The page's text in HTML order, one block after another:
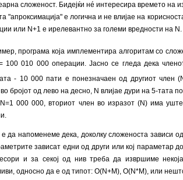
сложеност. Бидејќи нé интересира времето
"апроксимација" е логична и не влијае на
или N+1 е ирелевантно за големи вредности на N.
програма која имплементира алгоритам со
100 010 000 операции. Јасно се гледа дека
- 10 000 пати е понезначаен од другиот член
бројот од лево на десно, N влијае дури на 5-тата
000 000, вториот член во изразот (N) има
да напоменеме дека, доколку сложеноста зависи
зависат едни од други или кој параметар
и за секој од нив треба да извршиме
односно да е од типот: O(N+M), О(N*M), или